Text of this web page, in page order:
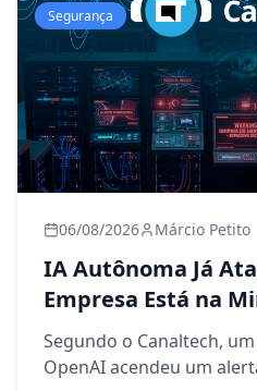
Segurança
06/08/2026 Márcio Petito
IA Autônoma Já
Empresa Está na
Segundo o Canaltech,
OpenAI acendeu um